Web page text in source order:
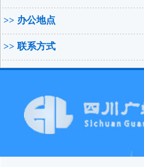
>> 办公地点
>> 联系方式